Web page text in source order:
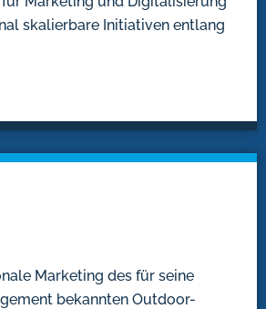
skalierbare Initiativen entlang
Marketing des für seine
bekannten Outdoor-